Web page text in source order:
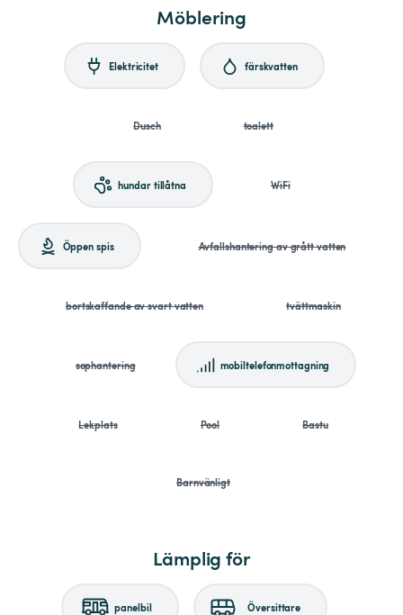
Möblering
Elektricitet färskvatten
Dusch toalett
hundar tillåtna WiFi
Öppen spis Avfallshantering av grått vatten
bortskaffande av svart vatten tvättmaskin
sophantering mobiltelefonmottagning
Lekplats Pool Bastu
Barnvänligt
Lämplig för
panelbil Översittare